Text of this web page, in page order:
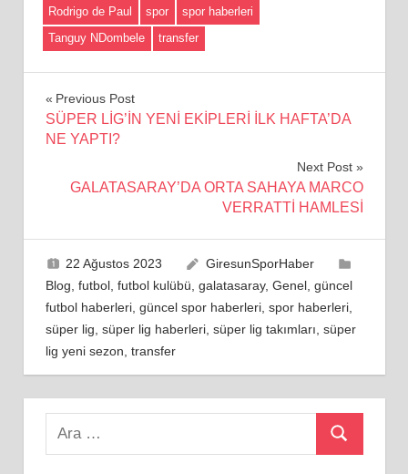
Rodrigo de Paul
spor
spor haberleri
Tanguy NDombele
transfer
Yazı
gezinmesi
Previous Post
SÜPER LİG’İN YENİ EKİPLERİ İLK HAFTA’DA
NE YAPTI?
Next Post
GALATASARAY’DA ORTA SAHAYA MARCO
VERRATTİ HAMLESİ
22 Ağustos 2023
GiresunSporHaber
Blog futbol, futbol kulübü galatasaray, Genel, güncel
futbol haberleri, güncel spor haberleri, spor haberleri,
süper lig süper lig haberleri, süper lig takımları süper
lig yeni sezon transfer
Search
Ara